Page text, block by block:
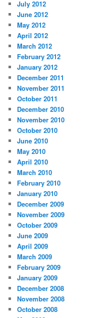
July 2012
June 2012
May 2012
April 2012
March 2012
February 2012
January 2012
December 2011
November 2011
October 2011
December 2010
November 2010
October 2010
June 2010
May 2010
April 2010
March 2010
February 2010
January 2010
December 2009
November 2009
October 2009
June 2009
April 2009
March 2009
February 2009
January 2009
December 2008
November 2008
October 2008